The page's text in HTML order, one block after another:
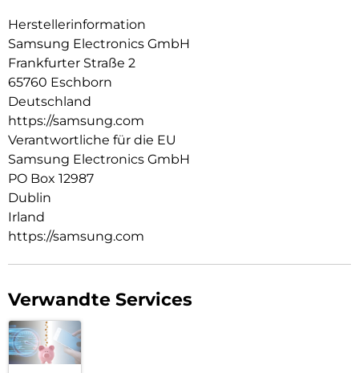
Herstellerinformation
Samsung Electronics GmbH
Frankfurter Straße 2
65760 Eschborn
Deutschland
https://samsung.com
Verantwortliche für die EU
Samsung Electronics GmbH
PO Box 12987
Dublin
Irland
https://samsung.com
Verwandte Services